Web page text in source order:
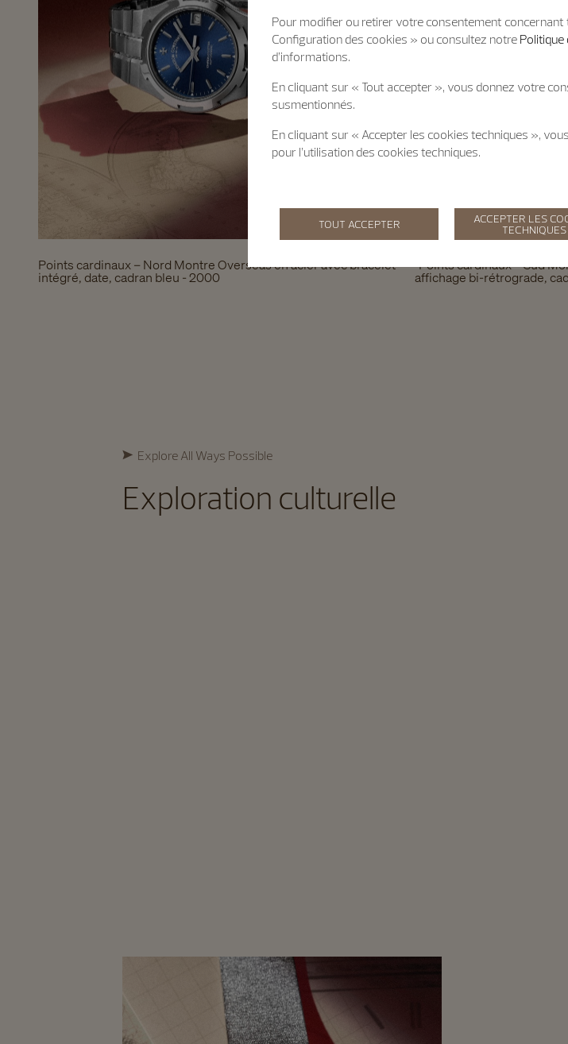
Points cardinaux – Nord Montre Overseas en acier avec bracelet
intégré, date, cadran bleu - 2000
"Points cardinaux – Sud
affichage bi-rétrograde,
Explore All Ways Possible​
Exploration culturelle
Pour modifier ou retirer votre consentement
Configuration des cookies » ou consultez notre Politique
d’informations.
En cliquant sur « Tout accepter », vous donnez votre
susmentionnés.
En cliquant sur « Accepter les cookies techniques »,
pour l’utilisation des cookies techniques.
TOUT ACCEPTER ACCEPTER LES
TECHNIQUES